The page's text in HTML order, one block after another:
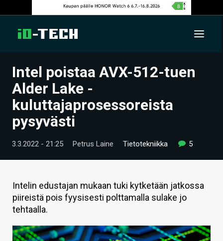
UUTISET
ARTIKKELIT
VIDEOT
TECHBBS
HINTA.FI
KAUPPA
VAIHDA TEEMA
Intel poistaa AVX-512-tuen
Alder Lake -
kuluttajaprosessoreista
pysyvästi
3.3.2022 - 21:25 Petrus Laine Tietotekniikka 5
Intelin edustajan mukaan tuki kytketään jatkossa
piireistä pois fyysisesti polttamalla sulake jo
tehtaalla.